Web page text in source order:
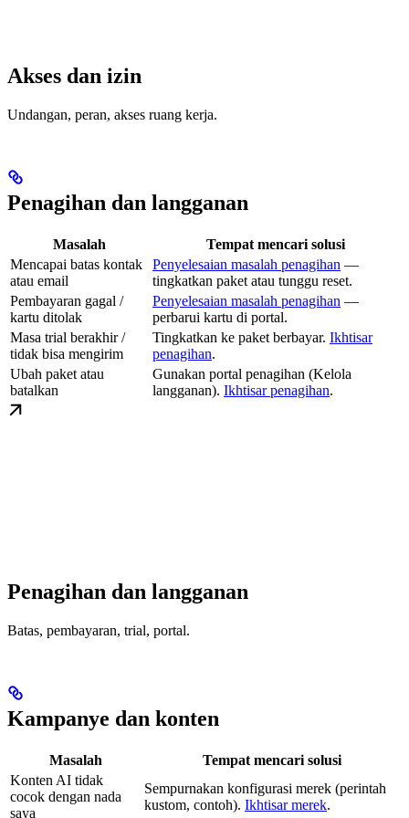
Akses dan izin
Undangan, peran, akses ruang kerja.
Penagihan dan langganan
Masalah
Tempat mencari solusi
Mencapai batas kontak
atau email
Penyelesaian masalah penagihan —
tingkatkan paket atau tunggu reset.
Pembayaran gagal /
kartu ditolak
Penyelesaian masalah penagihan —
perbarui kartu di portal.
Masa trial berakhir /
tidak bisa mengirim
Tingkatkan ke paket berbayar. Ikhtisar
penagihan.
Ubah paket atau
batalkan
Gunakan portal penagihan (Kelola
langganan). Ikhtisar penagihan.
Penagihan dan langganan
Batas, pembayaran, trial, portal.
Kampanye dan konten
Masalah
Tempat mencari solusi
Konten AI tidak
cocok dengan nada
saya
Sempurnakan konfigurasi merek (perintah
kustom, contoh). Ikhtisar merek.